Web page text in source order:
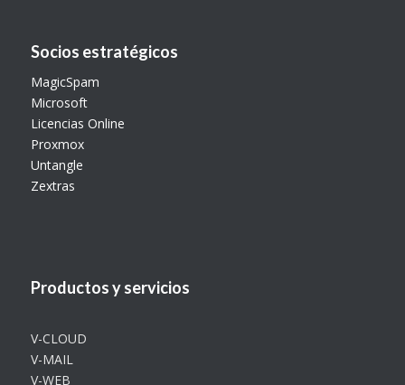
Socios estratégicos
MagicSpam
Microsoft
Licencias Online
Proxmox
Untangle
Zextras
Productos y servicios
V-CLOUD
V-MAIL
V-WEB